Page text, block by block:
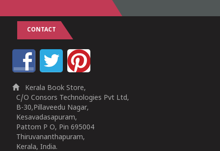
CONTACT
Kerala Book Store,
C/O Consors Technologies Pvt Ltd,
B-30,Pillaveedu Nagar,
Kesavadasapuram,
Pattom P O, Pin 695004
Thiruvananthapuram,
Kerala, India.